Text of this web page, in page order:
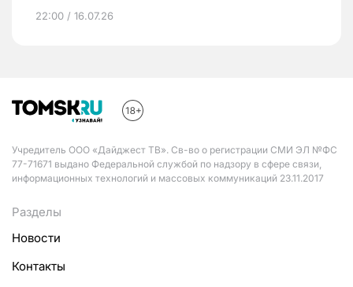
22:00 / 16.07.26
Учредитель ООО «Дайджест ТВ». Св-во о регистрации СМИ ЭЛ №ФС
77-71671 выдано Федеральной службой по надзору в сфере связи,
информационных технологий и массовых коммуникаций 23.11.2017
Разделы
Новости
Контакты